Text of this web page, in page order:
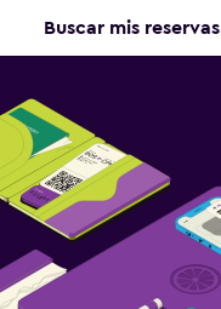
Buscar mis reservas